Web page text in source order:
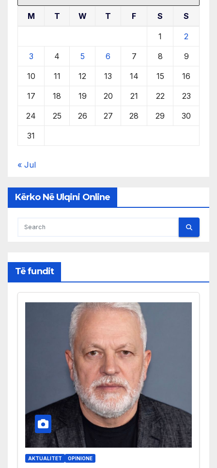
M T W T F S S
1 2
3 4 5 6 7 8 9
10 11 12 13 14 15 16
17 18 19 20 21 22 23
24 25 26 27 28 29 30
31
« Jul
Kërko Në Ulqini Online
Të fundit
AKTUALITET OPINIONE